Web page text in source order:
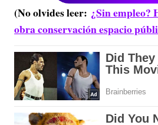
(No olvides leer: ¿Sin empleo?
obra conservación espacio